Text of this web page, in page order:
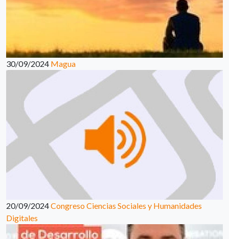
30/09/2024 Magua
20/09/2024Congreso Ciencias Sociales y Humanidades
Digitales